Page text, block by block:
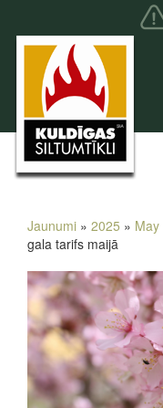
Jaunumi » 2025 » May
gala tarifs maijā